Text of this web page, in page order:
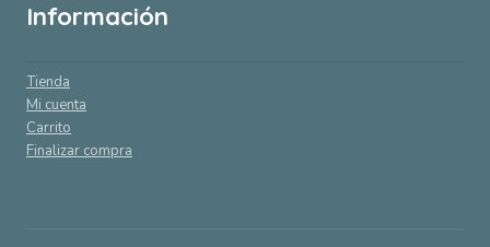
Información
Tienda
Mi cuenta
Carrito
Finalizar compra